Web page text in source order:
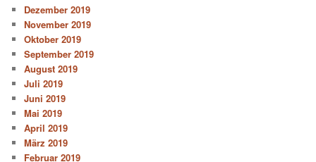
Dezember 2019
November 2019
Oktober 2019
September 2019
August 2019
Juli 2019
Juni 2019
Mai 2019
April 2019
März 2019
Februar 2019